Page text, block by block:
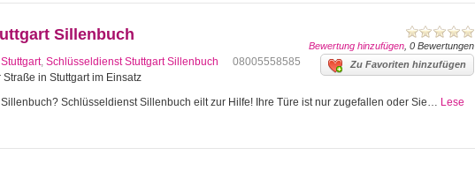
Bewertung hinzufügen , 0 Bewertungen
Sillenbuch
, Schlüsseldienst Stuttgart Sillenbuch Zu Favoriten hinzufügen
08005558585
in Stuttgart im Einsatz
Schlüsseldienst Sillenbuch eilt zur Hilfe! Ihre Türe ist nur zugefallen oder Sie… Lese